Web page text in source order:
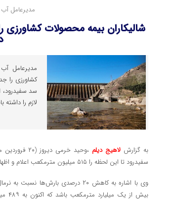
مدیرعامل
شالیکاران بیمه محصولات
مدیرعامل
سد سفیدرود،
لازم را داشته
به گزارش لاهیج دیلم
،وحید
سفیدرود تا این لحظه را ۵۱۵ میلیون مترمکعب اعلام و اظهار کرد: وضعیتی مشابه سال گذشته داریم.
وی با اشاره به کاهش ۲۰ درصدی